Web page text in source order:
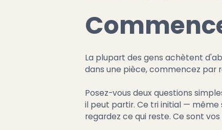
La plupart des gens achètent
dans une pièce, commencez par
Posez-vous deux questions
il peut partir. Ce tri initial —
regardez ce qui reste. Ce sont